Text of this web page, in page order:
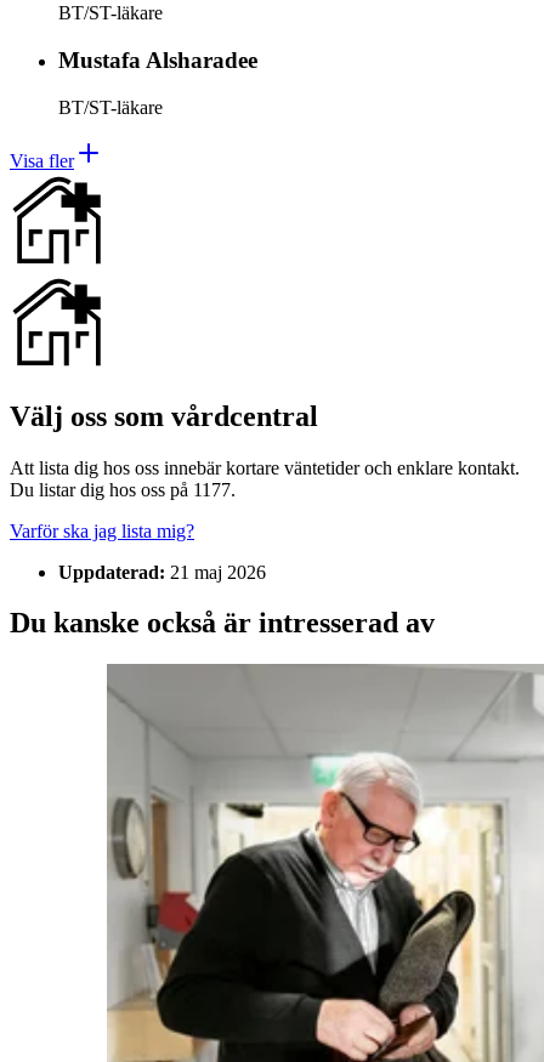
BT/ST-läkare
Mustafa Alsharadee
BT/ST-läkare
Visa fler
Välj oss som vårdcentral
Att lista dig hos oss innebär kortare väntetider och enklare kontakt.
Du listar dig hos oss på 1177.
Varför ska jag lista mig?
Uppdaterad: 21 maj 2026
Du kanske också är intresserad av